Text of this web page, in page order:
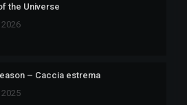
the Universe
2026
– Caccia estrema
2025